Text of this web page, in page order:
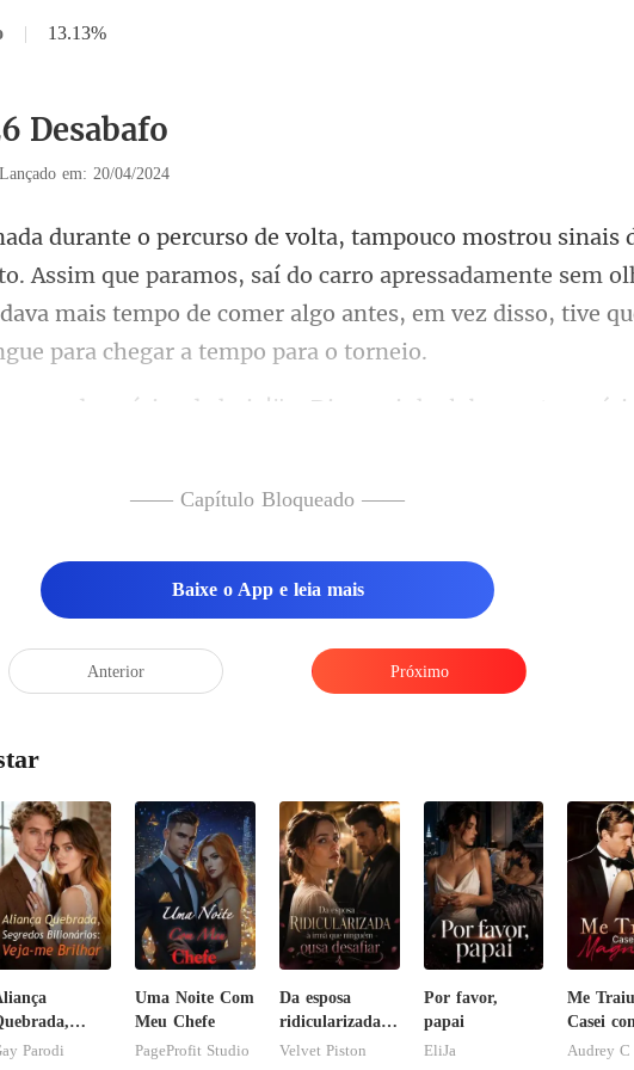
| 13.13%
Desabafo
Lançado em: 20/04/2024
ssim que paramos, saí do carro apressadamente sem
mais tempo de co
rsárias de hoje!" - Dis
—— Capítulo Bloqueado ——
Baixe o App e leia mais
Anterior Próximo
Parodi
Uma Noite Com
Meu Chefe
PageProfit Studio
Da esposa
ridicularizada à
irmã que
Velvet Piston
Por favor,
papai
EliJa
Me
Casei
Magnata
Audrey